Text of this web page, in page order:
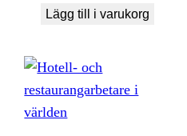
Lägg till i varukorg